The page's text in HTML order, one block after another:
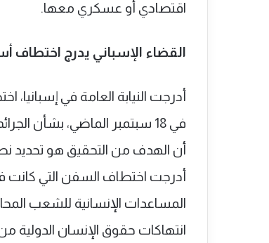
اقتصادي أو عسكري معها.
القضاء الإسباني يدرج
أدرجت النيابة العامة في
في 18 سبتمبر الماضي، بشأن
أن الهدف من التحقيق هو تحديد
أدرجت اختطاف السفن التي كانت
انتهاكات حقوق الإنسان